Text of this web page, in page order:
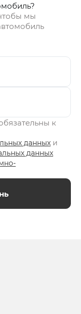
мы
к
данных
данных